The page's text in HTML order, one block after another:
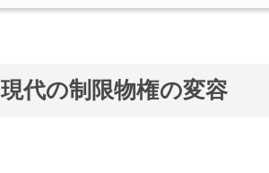
現代の制限物権の変容